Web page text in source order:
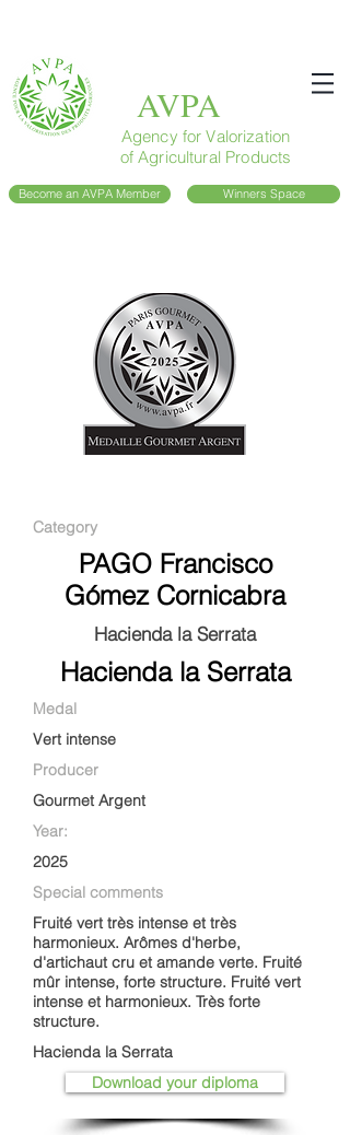
AVPA
Agency for Valorization
of Agricultural Products
Become an AVPA Member Winners Space
Category
PAGO Francisco
Gómez Cornicabra
Hacienda la Serrata
Hacienda la Serrata
Medal
Vert intense
Producer
Gourmet Argent
Year:
2025
Special comments
Fruité vert très intense et très
harmonieux. Arômes d'herbe,
d'artichaut cru et amande verte. Fruité
mûr intense, forte structure. Fruité vert
intense et harmonieux. Très forte
structure.
Hacienda la Serrata
Download your diploma